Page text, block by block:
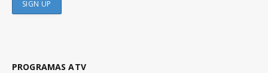
PROGRAMAS ATV